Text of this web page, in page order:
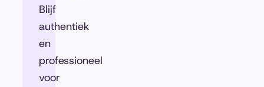
Blijf
authentiek
en
professioneel
voor